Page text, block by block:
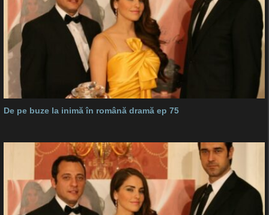
De pe buze la inimă în română dramă ep 75